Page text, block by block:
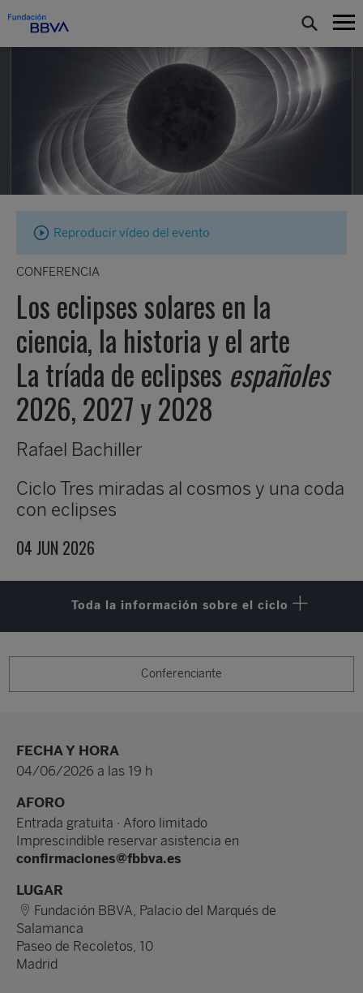
Reproducir vídeo del evento
CONFERENCIA
Los eclipses solares en la
ciencia, la historia y el arte
La tríada de eclipses españoles
2026, 2027 y 2028
Rafael Bachiller
CicloTres miradas al cosmos y una coda
con eclipses
04 JUN 2026
Toda la información sobre el ciclo
Conferenciante
FECHA Y HORA
04/06/2026 a las 19 h
AFORO
Entrada gratuita · Aforo limitado
Imprescindible reservar asistencia en
confirmaciones@fbbva.es
LUGAR
Fundación BBVA, Palacio del Marqués de
Salamanca
Paseo de Recoletos, 10
Madrid